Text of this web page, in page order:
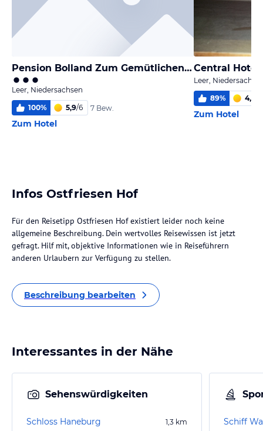
Pension Bolland Zum Gemütlichen Eck
Leer, Niedersachsen
100% 5,9/6 7 Bew.
Zum Hotel
Central Hotel
Leer,
89% 4,3
Zum Hotel
Infos Ostfriesen Hof
Für den Reisetipp Ostfriesen Hof existiert leider noch keine
allgemeine Beschreibung. Dein wertvolles Reisewissen ist jetzt
gefragt. Hilf mit, objektive Informationen wie in Reiseführern
anderen Urlaubern zur Verfügung zu stellen.
Beschreibung bearbeiten
Interessantes in der Nähe
Sehenswürdigkeiten
Schloss Haneburg 1,3 km Schiff